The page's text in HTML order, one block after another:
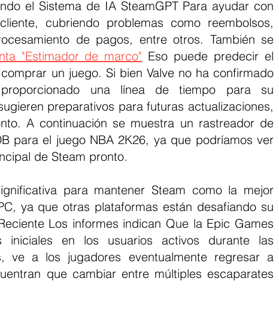
cubriendo problemas como reembolsos,
de pagos, entre otros. También se
"Estimador de marco" Eso puede predecir el
un juego. Si bien Valve no ha confirmado
una línea de tiempo para su
preparativos para futuras actualizaciones,
A continuación se muestra un rastreador de
para el juego NBA 2K26, ya que podríamos ver
de Steam pronto.
para mantener Steam como la mejor
ya que otras plataformas están desafiando su
Los informes indican Que la Epic Games
en los usuarios activos durante las
ve a los jugadores eventualmente regresar a
que cambiar entre múltiples escaparates